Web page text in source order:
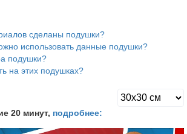
сделаны подушки?
использовать данные подушки?
подушки?
на этих подушках?
20 минут, подробнее: